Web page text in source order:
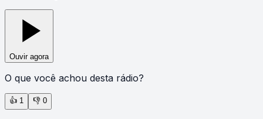
Ouvir agora
O que você achou desta rádio?
👍 1 👎 0